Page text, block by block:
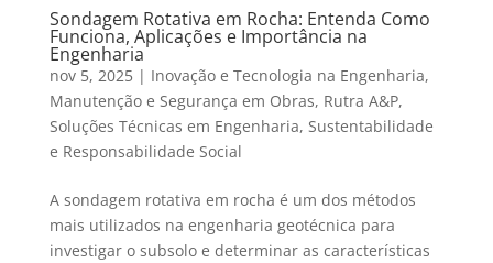
Sondagem Rotativa em Rocha: Entenda Como
Funciona, Aplicações e Importância na
Engenharia
nov 5, 2025| Inovação e Tecnologia na Engenharia,
Manutenção e Segurança em Obras, Rutra A&P,
Soluções Técnicas em Engenharia, Sustentabilidade
e Responsabilidade Social
A sondagem rotativa em rocha é um dos métodos
mais utilizados na engenharia geotécnica para
investigar o subsolo e determinar as características